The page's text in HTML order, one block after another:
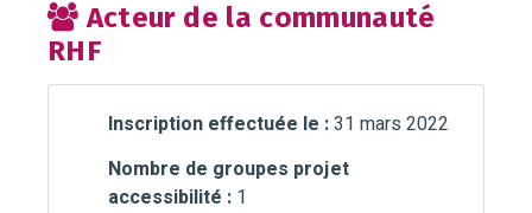
Acteur de la communauté
RHF
Inscription effectuée le :31 mars 2022
Nombre de groupes projet
accessibilité : 1